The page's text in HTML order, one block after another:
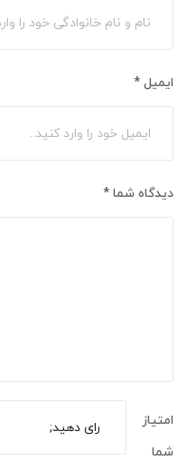
ایمیل *
دیدگاه شما *
امتیاز
شما